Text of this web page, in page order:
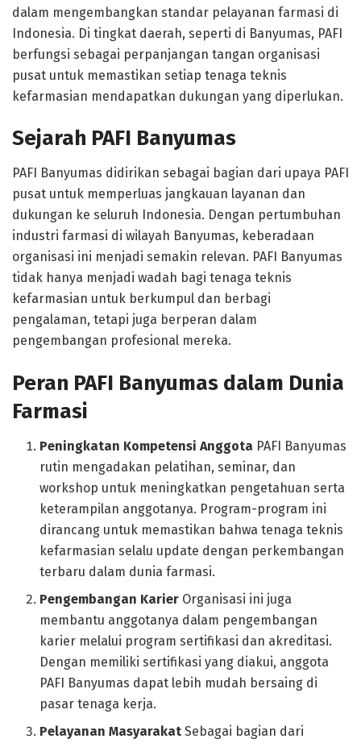
dalam mengembangkan standar pelayanan farmasi di
Indonesia. Di tingkat daerah, seperti di Banyumas, PAFI
berfungsi sebagai perpanjangan tangan organisasi
pusat untuk memastikan setiap tenaga teknis
kefarmasian mendapatkan dukungan yang diperlukan.
Sejarah PAFI Banyumas
PAFI Banyumas didirikan sebagai bagian dari upaya PAFI
pusat untuk memperluas jangkauan layanan dan
dukungan ke seluruh Indonesia. Dengan pertumbuhan
industri farmasi di wilayah Banyumas, keberadaan
organisasi ini menjadi semakin relevan. PAFI Banyumas
tidak hanya menjadi wadah bagi tenaga teknis
kefarmasian untuk berkumpul dan berbagi
pengalaman, tetapi juga berperan dalam
pengembangan profesional mereka.
Peran PAFI Banyumas dalam Dunia
Farmasi
Peningkatan Kompetensi Anggota PAFI Banyumas
rutin mengadakan pelatihan, seminar, dan
workshop untuk meningkatkan pengetahuan serta
keterampilan anggotanya. Program-program ini
dirancang untuk memastikan bahwa tenaga teknis
kefarmasian selalu update dengan perkembangan
terbaru dalam dunia farmasi.
Pengembangan Karier Organisasi ini juga
membantu anggotanya dalam pengembangan
karier melalui program sertifikasi dan akreditasi.
Dengan memiliki sertifikasi yang diakui, anggota
PAFI Banyumas dapat lebih mudah bersaing di
pasar tenaga kerja.
Pelayanan Masyarakat Sebagai bagian dari